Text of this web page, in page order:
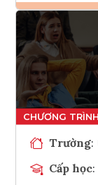
Trường:
Cấp học: